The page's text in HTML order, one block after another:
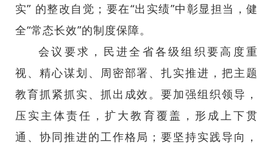
实” 的整改自觉；要在“出实绩”中彰显担当，健
全“常态长效”的制度保障。
会议要求，民进全省各级组织要高度重
视、精心谋划、周密部署、扎实推进，把主题
教育抓紧抓实、抓出成效。要加强组织领导，
压实主体责任，扩大教育覆盖，形成上下贯
通、协同推进的工作格局；要坚持实践导向，